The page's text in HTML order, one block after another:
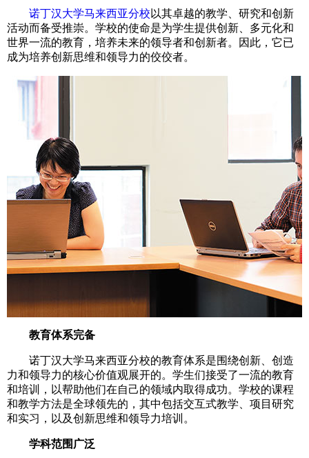
诺丁汉大学马来西亚分校 以其卓越的教学、研究和创新
活动而备受推崇。学校的使命是为学生提供创新、多元化和
世界一流的教育，培养未来的领导者和创新者。因此，它已
成为培养创新思维和领导力的佼佼者。
教育体系完备
诺丁汉大学马来西亚分校的教育体系是围绕创新、创造
力和领导力的核心价值观展开的。学生们接受了一流的教育
和培训，以帮助他们在自己的领域内取得成功。学校的课程
和教学方法是全球领先的，其中包括交互式教学、项目研究
和实习，以及创新思维和领导力培训。
学科范围广泛